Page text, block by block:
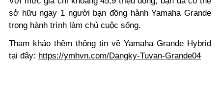
sở hữu ngay 1 người bạn đồng hành Yamaha Grande
trong hành trình làm chủ cuộc sống.
Tham khảo thêm thông tin về Yamaha Grande Hybrid
tại đây: https://ymhvn.com/Dangky-Tuvan-Grande04